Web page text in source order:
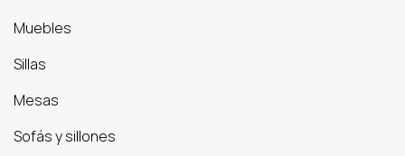
Muebles
Sillas
Mesas
Sofás y sillones